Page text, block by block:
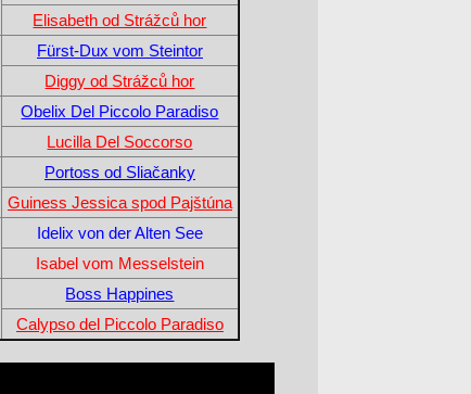
Elisabeth od Strážců hor
Fürst-Dux vom Steintor
Diggy od Strážců hor
Obelix Del Piccolo Paradiso
Lucilla Del Soccorso
Portoss od Sliačanky
Guiness Jessica spod Pajštúna
Idelix von der Alten See
Isabel vom Messelstein
Boss Happines
Calypso del Piccolo Paradiso